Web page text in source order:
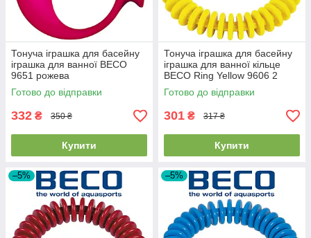
Тонуча іграшка для басейну
іграшка для ванної BECO
9651 рожева
Готово до відправки
332 ₴ 350 ₴
Купити
Тонуча іграшка для басейну
іграшка для ванної кільце
BECO Ring Yellow 9606 2
жовта
Готово до відправки
301 ₴ 317 ₴
Купити
–5% –5%